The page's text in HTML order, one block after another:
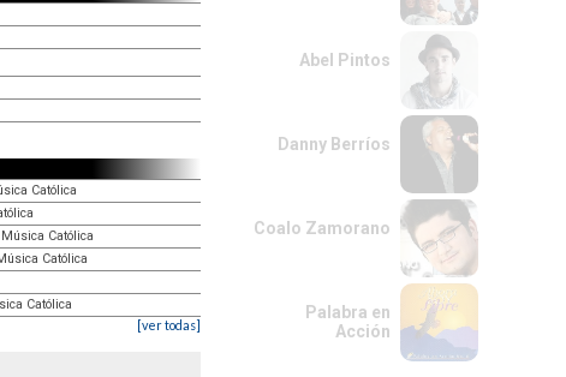
Católica
Católica
Católica
Católica
[ver todas]
Abel Pintos
Danny Berríos
Coalo Zamorano
Palabra en
Acción